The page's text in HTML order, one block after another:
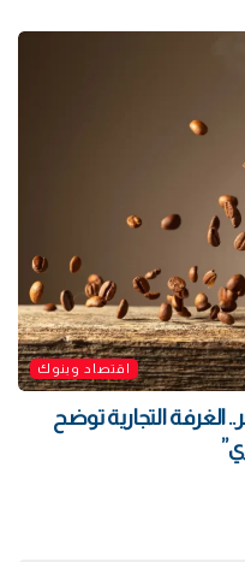
اقتصاد وبنوك
مصر.. الغرفة التجارية توضح